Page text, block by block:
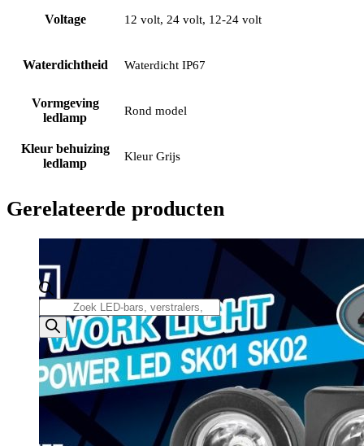
Producten
zoeken
Voltage 12 volt, 24 volt, 12-24 volt
Waterdichtheid Waterdicht IP67
Vormgeving
ledlamp
Rond model
Kleur behuizing
ledlamp
Kleur Grijs
Gerelateerde producten